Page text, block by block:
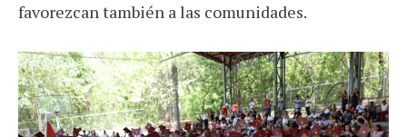
favorezcan también a las comunidades.